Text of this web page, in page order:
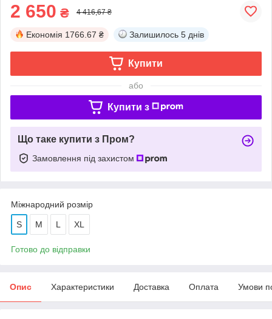
2 650 ₴ 4 416,67 ₴
Економія 1766.67 ₴ Залишилось 5 днів
Купити
або
Купити з
Що таке купити з Пром?
Замовлення під захистом
Міжнародний розмір
S M L XL
Готово до відправки
Опис Характеристики Доставка Оплата Умови